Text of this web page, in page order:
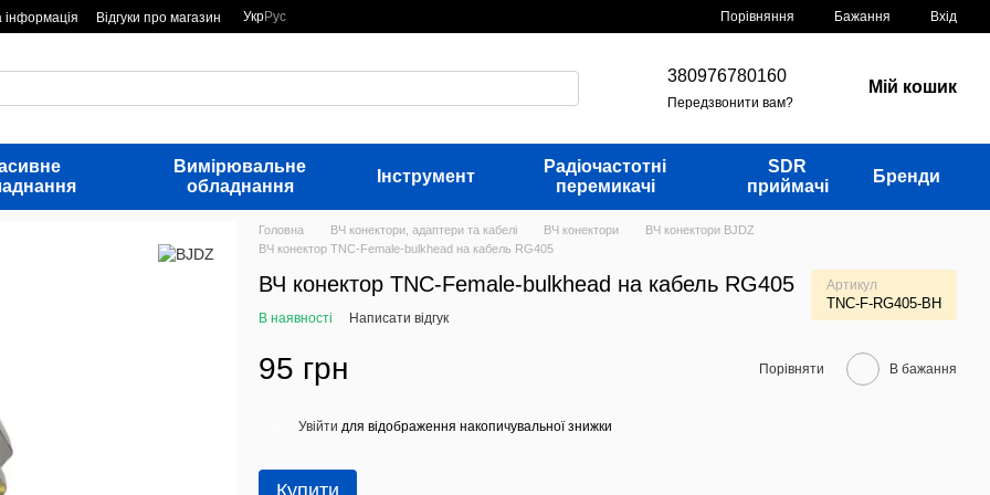
інформація Відгуки про магазин УкрРус Порівняння Бажання Вхід
380976780160
Передзвонити вам?
Мій кошик
Вимірювальне
обладнання
Інструмент
Радіочастотні
перемикачі
SDR
приймачі
Бренди
Головна ВЧ конектори, адаптери та кабелі ВЧ конектори
ВЧ конектори BJDZ
ВЧ конектор TNC-Female-bulkhead на кабель RG405
ВЧ конектор TNC-Female-bulkhead на кабель RG405 Артикул
TNC-F-RG405-BH
В наявності Написати відгук
95 грн Порівняти В бажання
Увійти для відображення накопичувальної знижки
Купити